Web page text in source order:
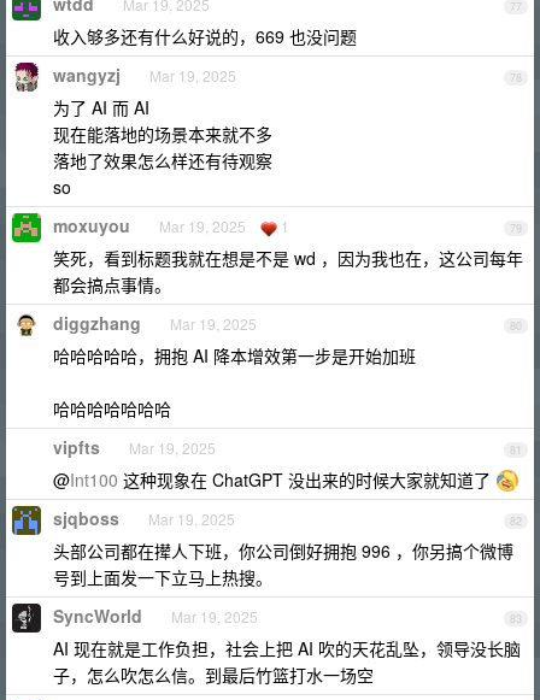
77
Mar 19, 2025
收入够多还有什么好说的，669 也没问题
78
wangyzj Mar 19, 2025
为了 AI 而 AI
现在能落地的场景本来就不多
落地了效果怎么样还有待观察
so
79
moxuyou Mar 19, 2025 1
笑死，看到标题我就在想是不是 wd ，因为我也在，这公司每年
都会搞点事情。
80
diggzhang Mar 19, 2025
哈哈哈哈哈，拥抱 AI 降本增效第一步是开始加班
哈哈哈哈哈哈哈
81
vipfts Mar 19, 2025
@Int100 这种现象在 ChatGPT 没出来的时候大家就知道了
82
sjqboss Mar 19, 2025
头部公司都在撵人下班，你公司倒好拥抱 996 ，你另搞个微博
号到上面发一下立马上热搜。
83
SyncWorld Mar 19, 2025
AI 现在就是工作负担，社会上把 AI 吹的天花乱坠，领导没长脑
子，怎么吹怎么信。到最后竹篮打水一场空